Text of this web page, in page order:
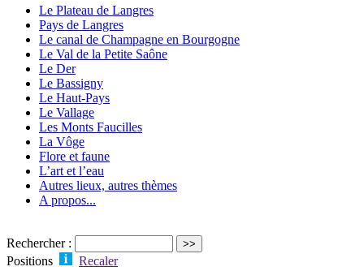
Le Plateau de Langres
Pays de Langres
Le canal de Champagne en Bourgogne
Le Val de la Petite Saône
Le Der
Le Bassigny
Le Haut-Pays
Le Vallage
Les Monts Faucilles
La Vôge
Flore et faune
L’art et l’eau
Autres lieux, autres thèmes
A propos...
Rechercher :
Positions
Recaler